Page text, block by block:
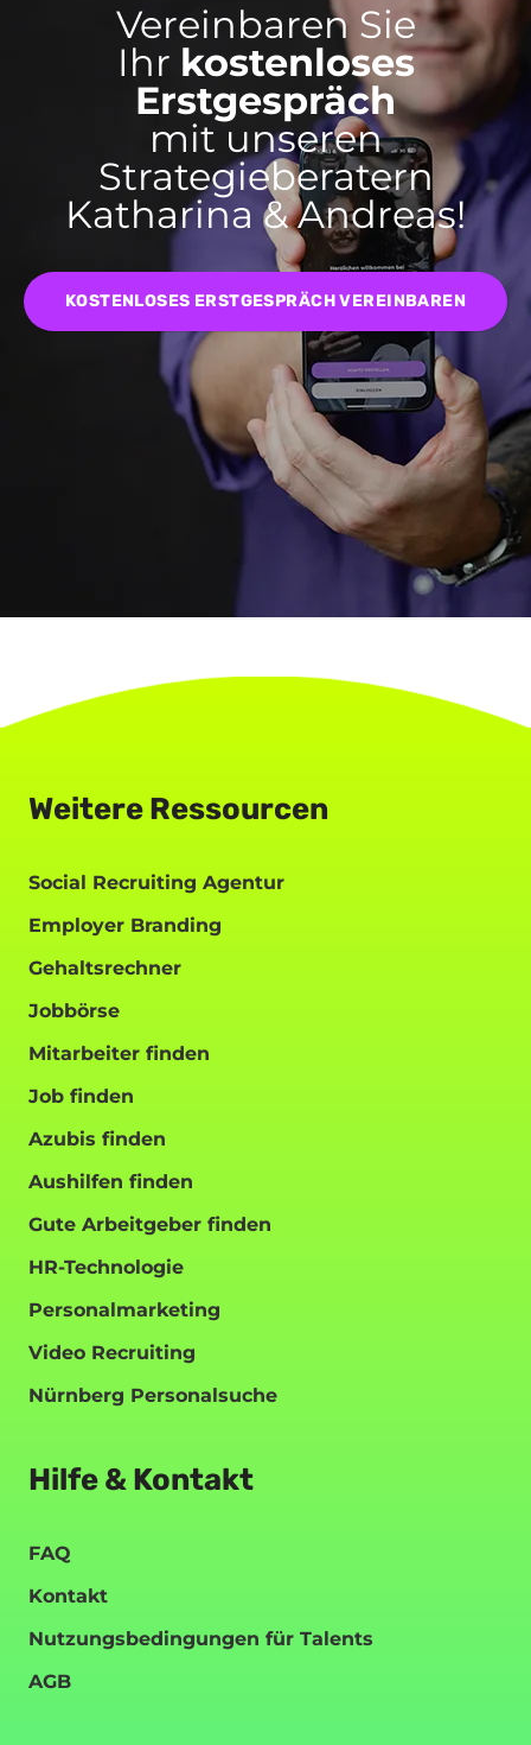
Vereinbaren Sie
Ihr kostenloses
Erstgespräch
mit unseren
Strategieberatern
Katharina & Andreas!
KOSTENLOSES ERSTGESPRÄCH VEREINBAREN
Weitere Ressourcen
Social Recruiting Agentur
Employer Branding
Gehaltsrechner
Jobbörse
Mitarbeiter finden
Job finden
Azubis finden
Aushilfen finden
Gute Arbeitgeber finden
HR-Technologie
Personalmarketing
Video Recruiting
Nürnberg Personalsuche
Hilfe & Kontakt
FAQ
Kontakt
Nutzungsbedingungen für Talents
AGB